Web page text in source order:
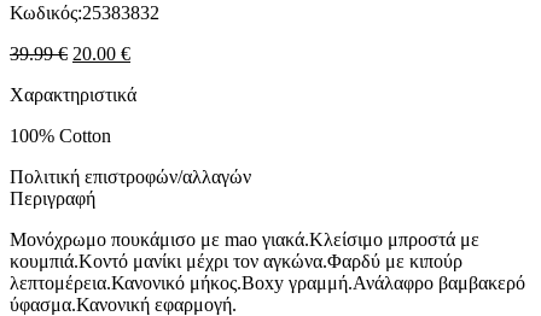
Κωδικός:25383832
39.99€ 20.00 €
Χαρακτηριστικά
100% Cotton
Πολιτική επιστροφών/αλλαγών
Περιγραφή
Μονόχρωμο πουκάμισο με mao γιακά.Κλείσιμο μπροστά με
κουμπιά.Κοντό μανίκι μέχρι τον αγκώνα.Φαρδύ με κιπούρ
λεπτομέρεια.Κανονικό μήκος.Boxy γραμμή.Ανάλαφρο βαμβακερό
ύφασμα.Κανονική εφαρμογή.